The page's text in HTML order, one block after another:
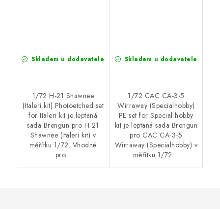
Skladem u dodavatele
1/72 H-21 Shawnee
(Italeri kit) Photoetched set
for Italeri kit je leptaná
sada Brengun pro H-21
Shawnee (Italeri kit) v
měřítku 1/72. Vhodné
pro...
Skladem u dodavatele
1/72 CAC CA-3-5
Wirraway (Specialhobby)
PE set for Special hobby
kit je leptaná sada Brengun
pro CAC CA-3-5
Wirraway (Specialhobby) v
měřítku 1/72....